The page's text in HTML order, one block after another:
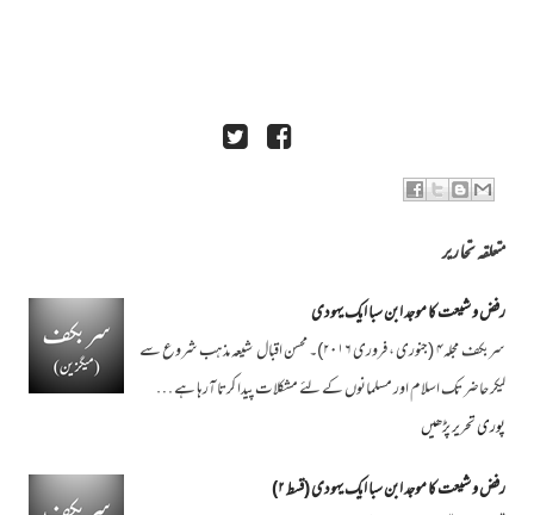
متعلقہ تحاریر
رفض و شیعت کا موجد ابن سبا ایک یہودی
سربکف مجلہ۴ (جنوری ، فروری ۲۰۱۶)۔ محسن اقبال شیعہ مذہب شروع سے
لیکر حاضر تک اسلام اور مسلمانوں کے لئے مشکلات پیدا کرتا آرہا ہے …
پوری تحریر پڑھیں
رفض و شیعت کا موجد ابن سبا ایک یہودی (قسط ۲)